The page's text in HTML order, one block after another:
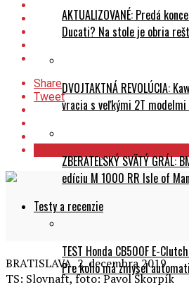
AKTUALIZOVANÉ: Predá
Ducati? Na stole je obria
DVOJTAKTNÁ REVOLÚCIA:
vracia s veľkými 2T modelmi
ZBERATEĽSKÝ SVÄTÝ
edíciu M 1000 RR Isle of
Testy a recenzie
TEST Honda CB500F E-
Pre koho má zmysel
Share
Tweet
BRATISLAVA, 2. decembra 2019
TS: Slovnaft, foto: Pavol Škorpík